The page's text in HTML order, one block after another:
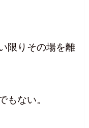
限りその場を離
もない。